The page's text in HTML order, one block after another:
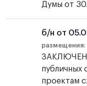
Думы от
б/н от
размещения:
публичных
проектам